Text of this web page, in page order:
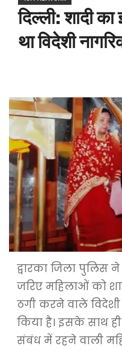
दिल्ली: शादी
था विदेशी
द्वारका जिला पुलिस
जरिए महिलाओं को
ठगी करने वाले
किया है। इसके साथ
संबंध में रहने वाली